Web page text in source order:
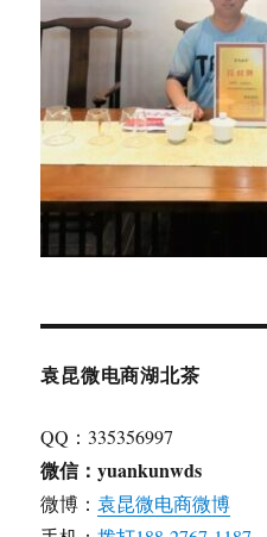
袁昆微电商湖北茶
QQ：335356997
微信：yuankunwds
微博：袁昆微电商微博